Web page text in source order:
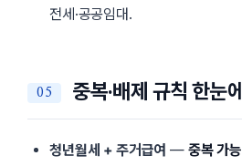
전세·공공임대.
중복·배제 규칙 한눈에
청년월세 + 주거급여 — 중복 가능